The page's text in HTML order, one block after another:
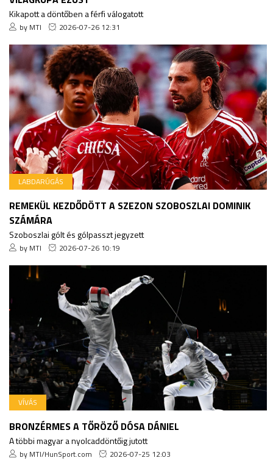
Kikapott a döntőben a férfi válogatott
by MTI 2026-07-26 12:31
LABDARÚGÁS
REMEKÜL KEZDŐDÖTT A SZEZON SZOBOSZLAI DOMINIK
SZÁMÁRA
Szoboszlai gólt és gólpasszt jegyzett
by MTI 2026-07-26 10:19
VÍVÁS
BRONZÉRMES A TŐRÖZŐ DÓSA DÁNIEL
A többi magyar a nyolcaddöntőig jutott
by MTI/HunSport.com 2026-07-25 12:03